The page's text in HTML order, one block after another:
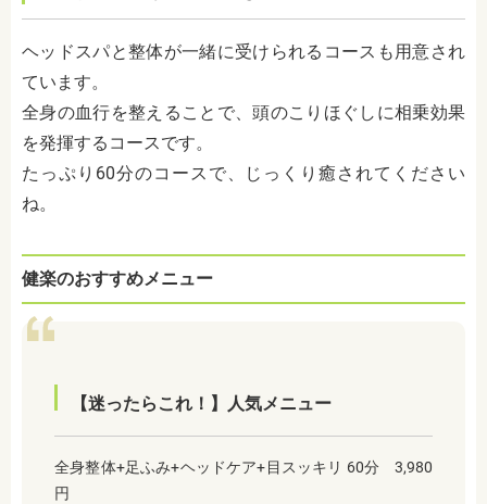
ヘッドスパと整体が一緒に受けられるコースも用意され
ています。
全身の血行を整えることで、頭のこりほぐしに相乗効果
を発揮するコースです。
たっぷり60分のコースで、じっくり癒されてください
ね。
健楽のおすすめメニュー
【迷ったらこれ！】人気メニュー
全身整体+足ふみ+ヘッドケア+目スッキリ 60分 3,980
円